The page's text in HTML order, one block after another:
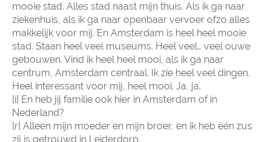
mooie stad. Alles stad naast mijn thuis. Als ik ga naar
ziekenhuis, als ik ga naar openbaar vervoer ofzo alles
makkelijk voor mij. En Amsterdam is heel heel mooie
stad. Staan heel veel museums. Heel veel… veel ouwe
gebouwen. Vind ik heel heel mooi, als ik ga naar
centrum, Amsterdam centraal. Ik zie heel veel dingen.
Heel interessant voor mij, heel mooi. Ja, ja.
[i] En heb jij familie ook hier in Amsterdam of in
Nederland?
[r] Alleen mijn moeder en mijn broer, en ik heb één zus
zij is getrouwd in Leiderdorp.